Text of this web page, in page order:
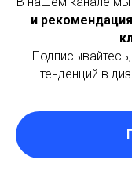
и
тенденций в